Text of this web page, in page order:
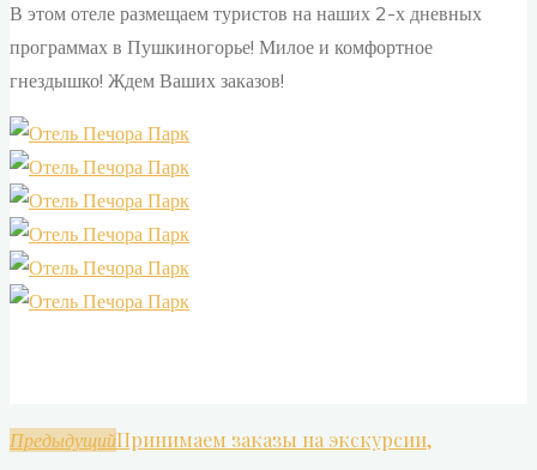
В этом отеле размещаем туристов на наших 2-х дневных
программах в Пушкиногорье! Милое и комфортное
гнездышко! Ждем Ваших заказов!
ПредыдущийПринимаем заказы на экскурсии,